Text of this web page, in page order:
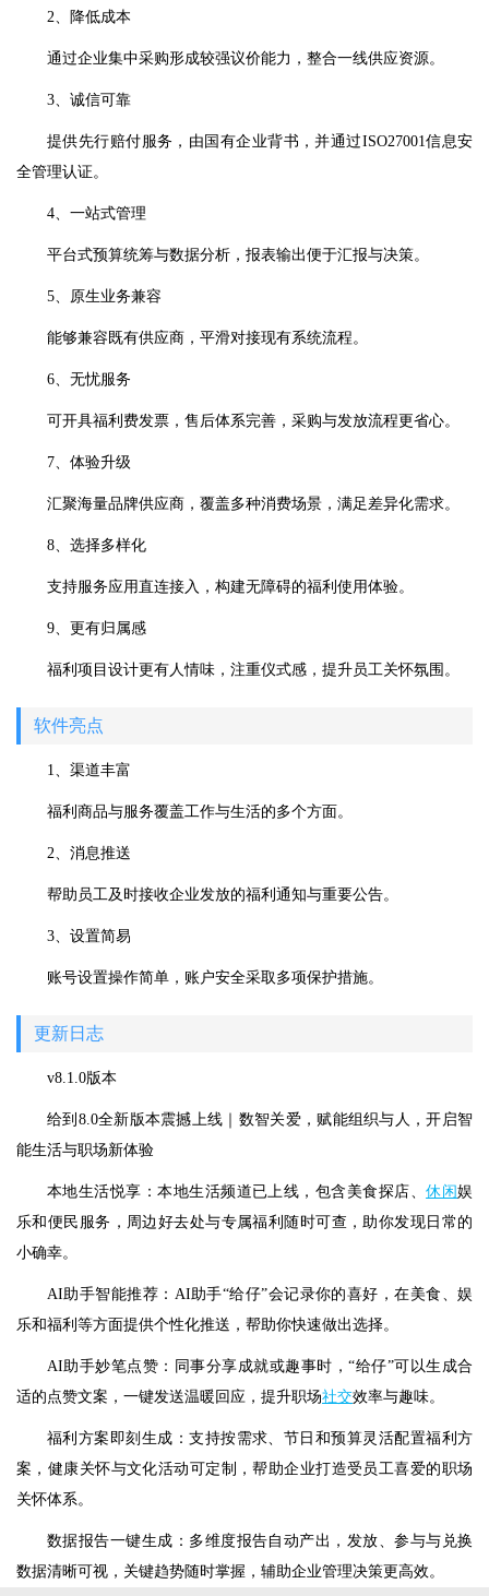
2、降低成本
通过企业集中采购形成较强议价能力，整合一线供应资源。
3、诚信可靠
提供先行赔付服务，由国有企业背书，并通过ISO27001信息安
全管理认证。
4、一站式管理
平台式预算统筹与数据分析，报表输出便于汇报与决策。
5、原生业务兼容
能够兼容既有供应商，平滑对接现有系统流程。
6、无忧服务
可开具福利费发票，售后体系完善，采购与发放流程更省心。
7、体验升级
汇聚海量品牌供应商，覆盖多种消费场景，满足差异化需求。
8、选择多样化
支持服务应用直连接入，构建无障碍的福利使用体验。
9、更有归属感
福利项目设计更有人情味，注重仪式感，提升员工关怀氛围。
软件亮点
1、渠道丰富
福利商品与服务覆盖工作与生活的多个方面。
2、消息推送
帮助员工及时接收企业发放的福利通知与重要公告。
3、设置简易
账号设置操作简单，账户安全采取多项保护措施。
更新日志
v8.1.0版本
给到8.0全新版本震撼上线｜数智关爱，赋能组织与人，开启智
能生活与职场新体验
本地生活悦享：本地生活频道已上线，包含美食探店、休闲娱
乐和便民服务，周边好去处与专属福利随时可查，助你发现日常的
小确幸。
AI助手智能推荐：AI助手“给仔”会记录你的喜好，在美食、娱
乐和福利等方面提供个性化推送，帮助你快速做出选择。
AI助手妙笔点赞：同事分享成就或趣事时，“给仔”可以生成合
适的点赞文案，一键发送温暖回应，提升职场社交效率与趣味。
福利方案即刻生成：支持按需求、节日和预算灵活配置福利方
案，健康关怀与文化活动可定制，帮助企业打造受员工喜爱的职场
关怀体系。
数据报告一键生成：多维度报告自动产出，发放、参与与兑换
数据清晰可视，关键趋势随时掌握，辅助企业管理决策更高效。